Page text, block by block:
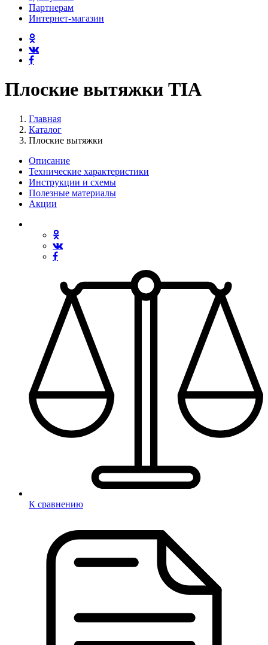
Партнерам
Интернет-магазин
Плоские вытяжки TIA
Главная
Каталог
Плоские вытяжки
Описание
Технические характеристики
Инструкции и схемы
Полезные материалы
Акции
К сравнению